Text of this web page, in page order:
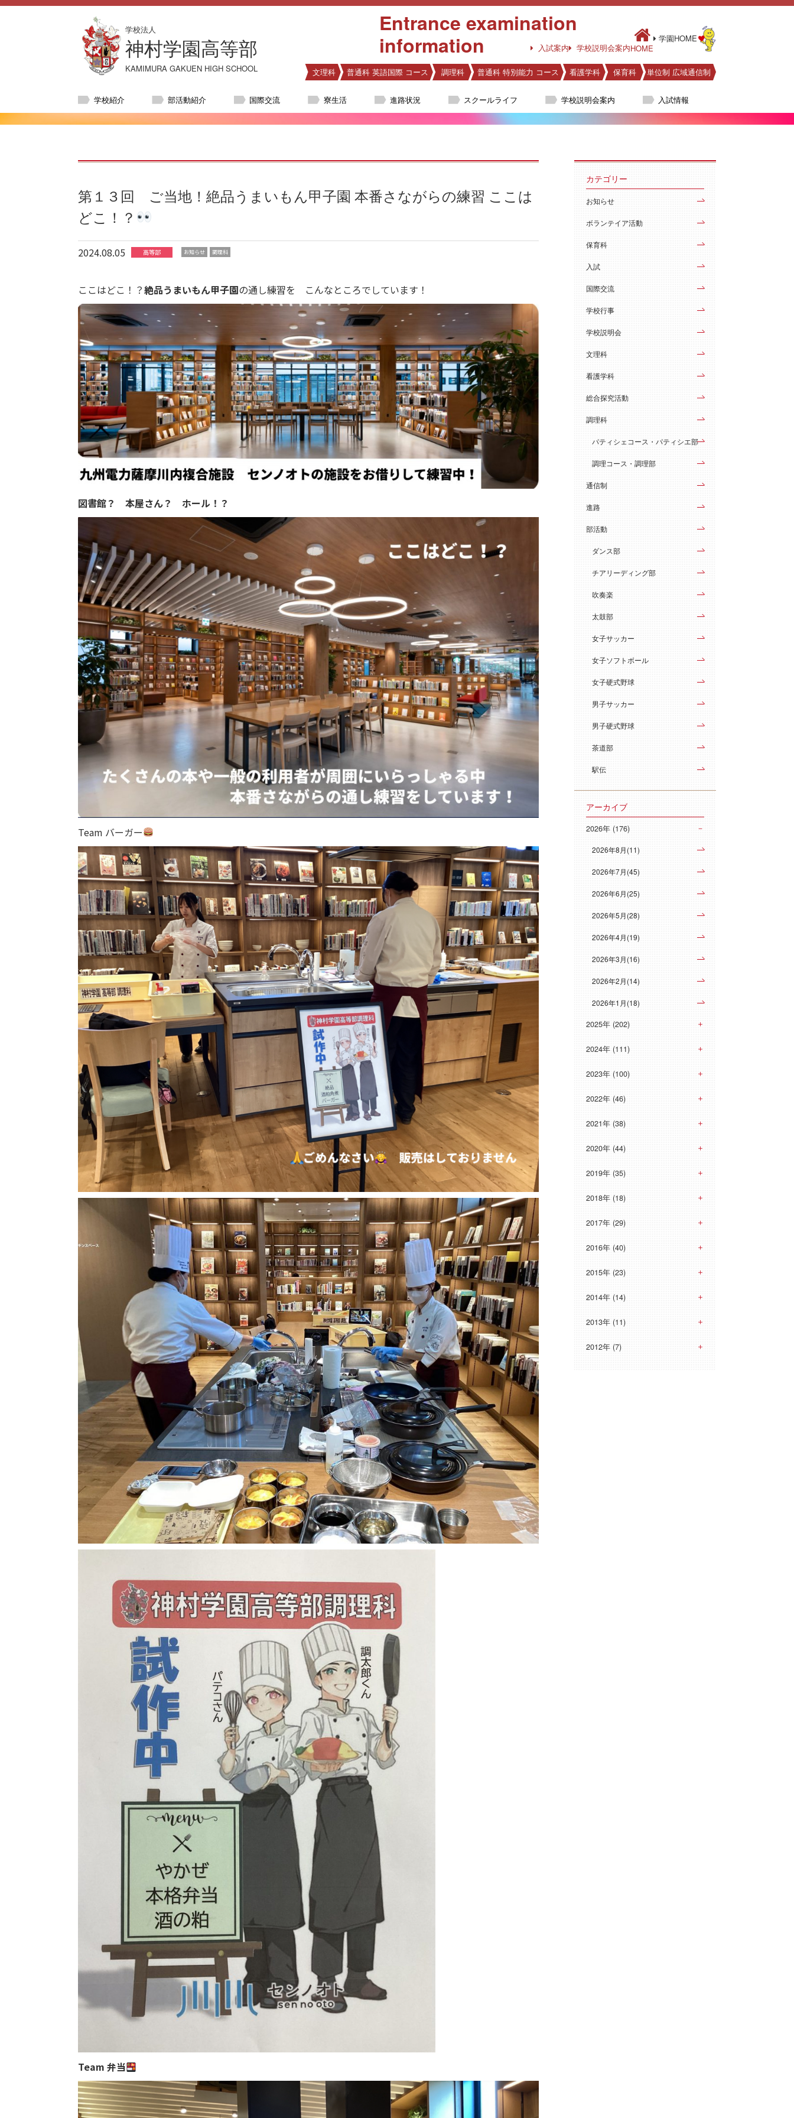
学校法人
神村学園高等部
KAMIMURA GAKUEN HIGH SCHOOL
Entrance examination
information
入試案内 学校説明会案内HOME
学園HOME
文理科 普通科 英語国際 コース 調理科 普通科 特別能力 コース 看護学科 保育科 単位制 広域通信制
学校紹介 部活動紹介 国際交流 寮生活 進路状況 スクールライフ 学校説明会案内 入試情報
第１３回 ご当地！絶品うまいもん甲子園 本番さながらの練習 ここは
どこ！？
2024.08.05 高等部 お知らせ 調理科
ここはどこ！？絶品うまいもん甲子園の通し練習を こんなところでしています！
図書館？ 本屋さん？ ホール！？
Team バーガー
Team 弁当
カテゴリー
お知らせ
ボランテイア活動
保育科
入試
国際交流
学校行事
学校説明会
文理科
看護学科
総合探究活動
調理科
パティシェコース・パティシエ部
調理コース・調理部
通信制
進路
部活動
ダンス部
チアリーディング部
吹奏楽
太鼓部
女子サッカー
女子ソフトボール
女子硬式野球
男子サッカー
男子硬式野球
茶道部
駅伝
アーカイブ
2026年 (176)
2026年8月(11)
2026年7月(45)
2026年6月(25)
2026年5月(28)
2026年4月(19)
2026年3月(16)
2026年2月(14)
2026年1月(18)
2025年 (202)
2024年 (111)
2023年 (100)
2022年 (46)
2021年 (38)
2020年 (44)
2019年 (35)
2018年 (18)
2017年 (29)
2016年 (40)
2015年 (23)
2014年 (14)
2013年 (11)
2012年 (7)